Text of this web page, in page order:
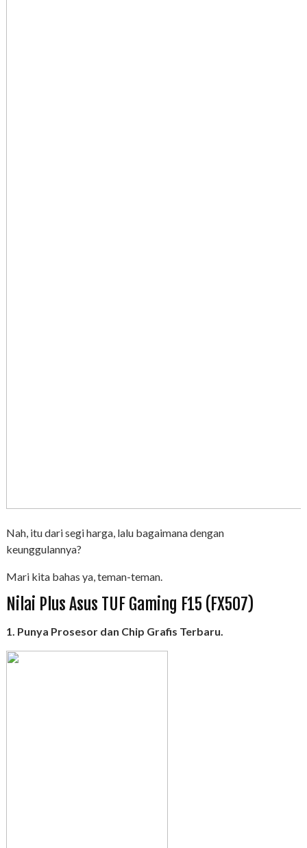
Nah, itu dari segi harga, lalu bagaimana dengan
keunggulannya?
Mari kita bahas ya, teman-teman.
Nilai Plus Asus TUF Gaming F15 (FX507)
1. Punya Prosesor dan Chip Grafis Terbaru.